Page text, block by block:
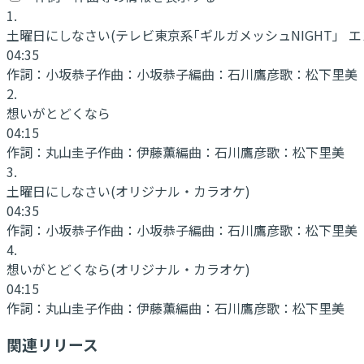
1.
土曜日にしなさい(テレビ東京系｢ギルガメッシュNIGHT」
04:35
作詞： 小坂恭子作曲： 小坂恭子編曲： 石川鷹彦歌： 松下里美
2.
想いがとどくなら
04:15
作詞： 丸山圭子作曲： 伊藤薫編曲： 石川鷹彦歌： 松下里美
3.
土曜日にしなさい(オリジナル・カラオケ)
04:35
作詞： 小坂恭子作曲： 小坂恭子編曲： 石川鷹彦歌： 松下里美
4.
想いがとどくなら(オリジナル・カラオケ)
04:15
作詞： 丸山圭子作曲： 伊藤薫編曲： 石川鷹彦歌： 松下里美
関連リリース